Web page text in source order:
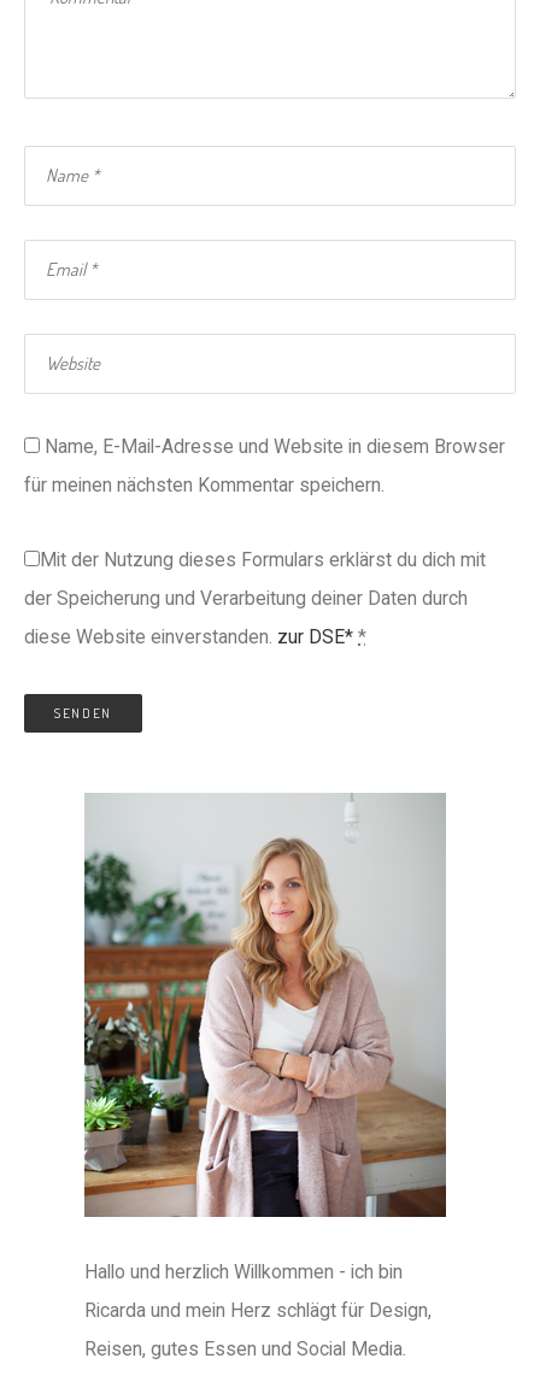
Name, E-Mail-Adresse und Website in diesem Browser
für meinen nächsten Kommentar speichern.
Mit der Nutzung dieses Formulars erklärst du dich mit
der Speicherung und Verarbeitung deiner Daten durch
diese Website einverstanden. zur DSE* *
Hallo und herzlich Willkommen - ich bin
Ricarda und mein Herz schlägt für Design,
Reisen, gutes Essen und Social Media.